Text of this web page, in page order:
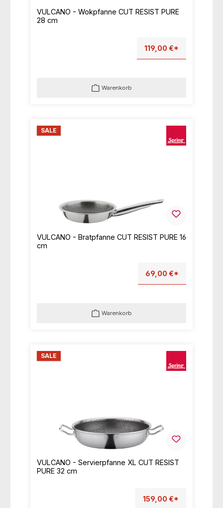
VULCANO - Wokpfanne CUT RESIST PURE
28 cm
119,00 €*
Warenkorb
SALE
VULCANO - Bratpfanne CUT RESIST PURE 16
cm
69,00 €*
Warenkorb
SALE
VULCANO - Servierpfanne XL CUT RESIST
PURE 32 cm
159,00 €*